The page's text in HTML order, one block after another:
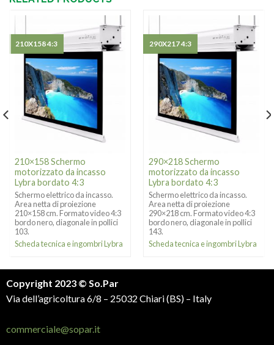
210×158 Schermo
motorizzato da incasso
Lybra bordato 4:3
Schermo elettrico da incasso.
Area netta di proiezione
210×158 cm. Formato video 4:3
bordo nero, diagonale in pollici
103.
Scheda tecnica e ingombri Lybra
210X158 4:3
290×218 Schermo
motorizzato da incasso
Lybra bordato 4:3
Schermo elettrico da incasso.
Area netta di proiezione
290×218 cm. Formato video 4:3
bordo nero, diagonale in pollici
143.
Scheda tecnica e ingombri Lybra
290X217 4:3
Copyright 2023 © So.Par
Via dell’agricoltura 6/8 – 25032 Chiari (BS) – Italy
commerciale@sopar.it